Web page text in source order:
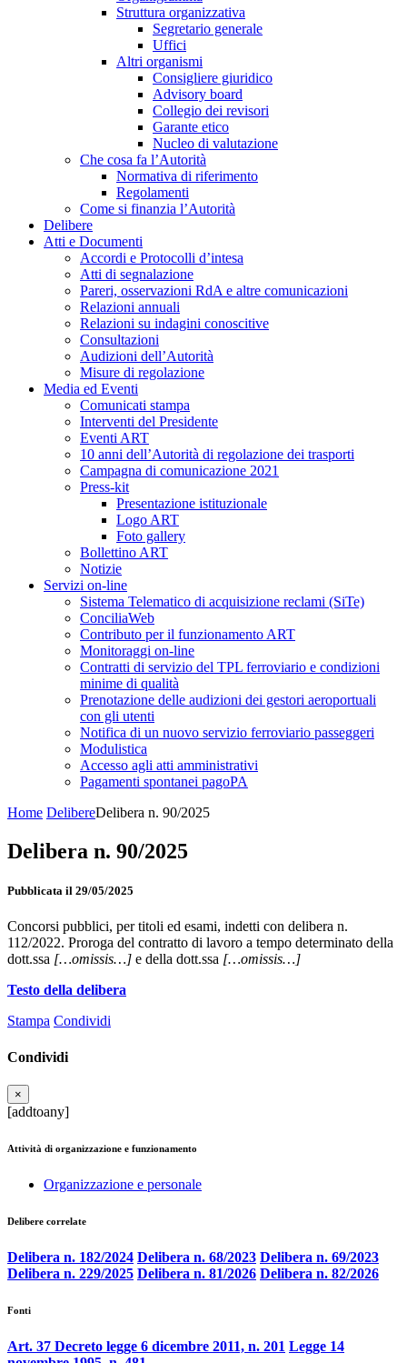
Struttura organizzativa
Segretario generale
Uffici
Altri organismi
Consigliere giuridico
Advisory board
Collegio dei revisori
Garante etico
Nucleo di valutazione
Che cosa fa l’Autorità
Normativa di riferimento
Regolamenti
Come si finanzia l’Autorità
Delibere
Atti e Documenti
Accordi e Protocolli d’intesa
Atti di segnalazione
Pareri, osservazioni RdA e altre comunicazioni
Relazioni annuali
Relazioni su indagini conoscitive
Consultazioni
Audizioni dell’Autorità
Misure di regolazione
Media ed Eventi
Comunicati stampa
Interventi del Presidente
Eventi ART
10 anni dell’Autorità di regolazione dei trasporti
Campagna di comunicazione 2021
Press-kit
Presentazione istituzionale
Logo ART
Foto gallery
Bollettino ART
Notizie
Servizi on-line
Sistema Telematico di acquisizione reclami (SiTe)
ConciliaWeb
Contributo per il funzionamento ART
Monitoraggi on-line
Contratti di servizio del TPL ferroviario e condizioni
minime di qualità
Prenotazione delle audizioni dei gestori aeroportuali
con gli utenti
Notifica di un nuovo servizio ferroviario passeggeri
Modulistica
Accesso agli atti amministrativi
Pagamenti spontanei pagoPA
Home DelibereDelibera n. 90/2025
Delibera n. 90/2025
Pubblicata il 29/05/2025
Concorsi pubblici, per titoli ed esami, indetti con delibera n.
112/2022. Proroga del contratto di lavoro a tempo determinato della
dott.ssa […omissis…] e della dott.ssa […omissis…]
Testo della delibera
Stampa Condividi
Condividi
×
[addtoany]
Attività di organizzazione e funzionamento
Organizzazione e personale
Delibere correlate
Delibera n. 182/2024 Delibera n. 68/2023 Delibera n. 69/2023
Delibera n. 229/2025 Delibera n. 81/2026 Delibera n. 82/2026
Fonti
Art. 37 Decreto legge 6 dicembre 2011, n. 201 Legge 14